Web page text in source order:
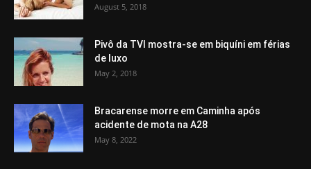
August 5, 2018
Pivô da TVI mostra-se em biquíni em férias
de luxo
May 2, 2018
Bracarense morre em Caminha após
acidente de mota na A28
May 8, 2022